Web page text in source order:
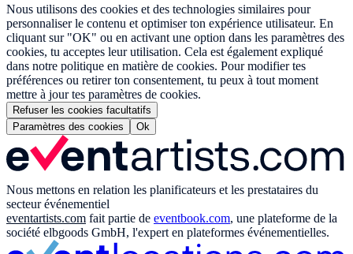
Nous utilisons des cookies et des technologies similaires pour
personnaliser le contenu et optimiser ton expérience utilisateur. En
cliquant sur "OK" ou en activant une option dans les paramètres des
cookies, tu acceptes leur utilisation. Cela est également expliqué
dans notre politique en matière de cookies. Pour modifier tes
préférences ou retirer ton consentement, tu peux à tout moment
mettre à jour tes paramètres de cookies.
Refuser les cookies facultatifs
Paramètres des cookies
Ok
Nous mettons en relation les planificateurs et les prestataires du
secteur événementiel
eventartists.com fait partie de eventbook.com, une plateforme de la
société elbgoods GmbH, l'expert en plateformes événementielles.